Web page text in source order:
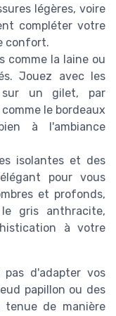
légères, voire
compléter votre
confort.
comme la laine ou
Jouez avec les
sur un gilet, par
le bordeaux
à l'ambiance
isolantes et des
pour vous
et profonds,
gris anthracite,
à votre
d'adapter vos
papillon ou des
tenue de manière